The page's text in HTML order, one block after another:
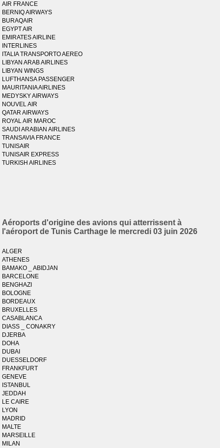
AIR FRANCE
BERNIQ AIRWAYS
BURAQAIR
EGYPT AIR
EMIRATES AIRLINE
INTERLINES
ITALIA TRANSPORTO AEREO
LIBYAN ARAB AIRLINES
LIBYAN WINGS
LUFTHANSA PASSENGER
MAURITANIA AIRLINES
MEDYSKY AIRWAYS
NOUVEL AIR
QATAR AIRWAYS
ROYAL AIR MAROC
SAUDI ARABIAN AIRLINES
TRANSAVIA FRANCE
TUNISAIR
TUNISAIR EXPRESS
TURKISH AIRLINES
Aéroports d'origine des avions qui atterrissent à
l'aéroport de Tunis Carthage le mercredi 03 juin 2026
ALGER
ATHENES
BAMAKO _ ABIDJAN
BARCELONE
BENGHAZI
BOLOGNE
BORDEAUX
BRUXELLES
CASABLANCA
DIASS _ CONAKRY
DJERBA
DOHA
DUBAI
DUESSELDORF
FRANKFURT
GENEVE
ISTANBUL
JEDDAH
LE CAIRE
LYON
MADRID
MALTE
MARSEILLE
MILAN